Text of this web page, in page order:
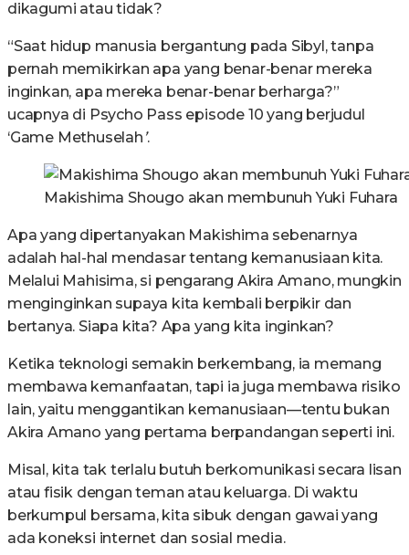
dikagumi atau tidak?
“Saat hidup manusia bergantung pada Sibyl, tanpa
pernah memikirkan apa yang benar-benar mereka
inginkan, apa mereka benar-benar berharga?”
ucapnya di Psycho Pass episode 10 yang berjudul
‘Game Methuselah ’.
Makishima Shougo akan membunuh Yuki Fuhara
Apa yang dipertanyakan Makishima sebenarnya
adalah hal-hal mendasar tentang kemanusiaan kita.
Melalui Mahisima, si pengarang Akira Amano, mungkin
menginginkan supaya kita kembali berpikir dan
bertanya. Siapa kita? Apa yang kita inginkan?
Ketika teknologi semakin berkembang, ia memang
membawa kemanfaatan, tapi ia juga membawa risiko
lain, yaitu menggantikan kemanusiaan—tentu bukan
Akira Amano yang pertama berpandangan seperti ini.
Misal, kita tak terlalu butuh berkomunikasi secara lisan
atau fisik dengan teman atau keluarga. Di waktu
berkumpul bersama, kita sibuk dengan gawai yang
ada koneksi internet dan sosial media.